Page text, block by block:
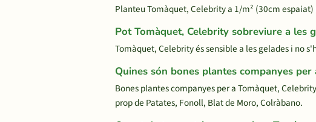
Planteu Tomàquet, Celebrity a 1/m² (30cm
Pot Tomàquet, Celebrity sobreviure a les
Tomàquet, Celebrity és sensible a les gelades i no
Quines són bones plantes companyes per
Bones plantes companyes per a Tomàquet,
prop de Patates, Fonoll, Blat de Moro, Colràbano.